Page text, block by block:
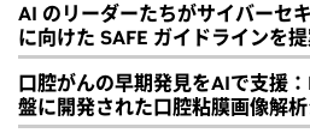
AI のリーダーたちがサイバーセ
に向けた SAFE ガイドラインを
口腔がんの早期発見をAIで支援
盤に開発された口腔粘膜画像解